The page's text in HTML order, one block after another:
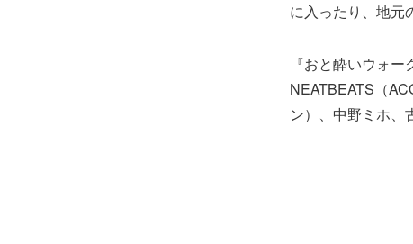
に入ったり、地元
『おと酔いウォ
NEATBEATS（
ン）、中野ミホ、